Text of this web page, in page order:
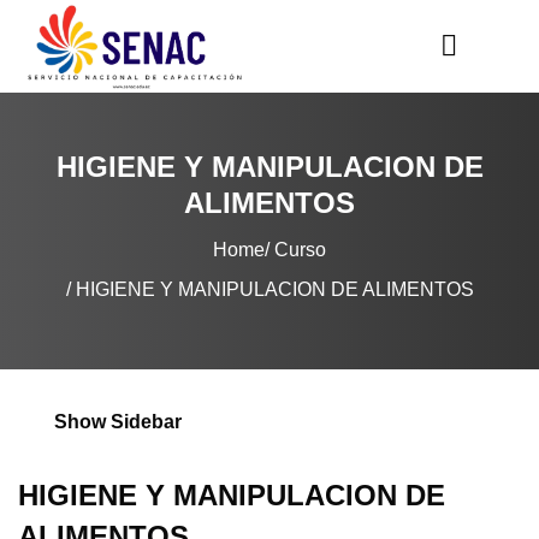
HIGIENE Y MANIPULACION DE
ALIMENTOS
Home Curso
HIGIENE Y MANIPULACION DE ALIMENTOS
Show Sidebar
HIGIENE Y MANIPULACION DE